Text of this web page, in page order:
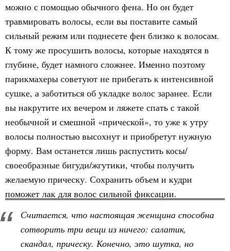
можно с помощью обычного фена. Но он будет
травмировать волосы, если вы поставите самый
сильный режим или поднесете фен близко к волосам.
К тому же просушить волосы, которые находятся в
глубине, будет намного сложнее. Именно поэтому
парикмахеры советуют не прибегать к интенсивной
сушке, а заботиться об укладке волос заранее. Если
вы накрутите их вечером и ляжете спать с такой
необычной и смешной «прической», то уже к утру
волосы полностью высохнут и приобретут нужную
форму. Вам останется лишь распустить косы/
своеобразные бигуди/жгутики, чтобы получить
желаемую прическу. Сохранить объем и кудри
поможет лак для волос сильной фиксации.
Считается, что настоящая женщина способна
сотворить три вещи из ничего: салатик,
скандал, прическу. Конечно, это шутка, но